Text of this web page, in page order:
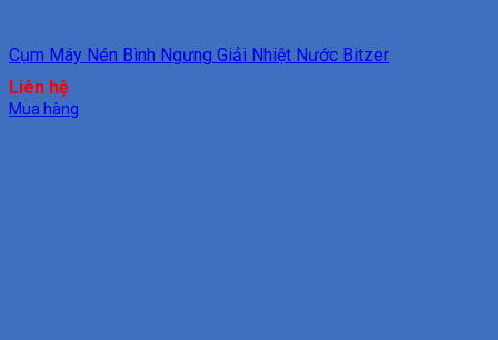
Cụm Máy Nén Bình Ngưng Giải Nhiệt Nước Bitzer
Liên hệ
Mua hàng